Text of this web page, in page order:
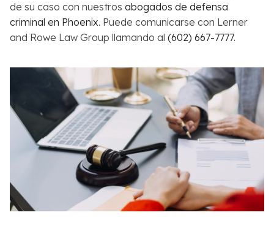
de su caso con nuestros abogados de defensa
criminal en Phoenix. Puede comunicarse con Lerner
and Rowe Law Group llamando al (602) 667-7777.